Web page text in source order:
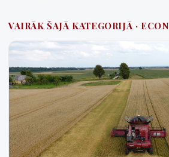
VAIRĀK ŠAJĀ KATEGORIJĀ ·